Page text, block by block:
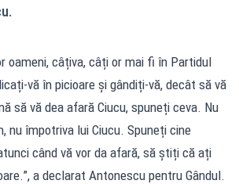
oameni, câțiva, câți or mai fi în Partidul
vă în picioare și gândiți-vă, decât să vă
să vă dea afară Ciucu, spuneți ceva. Nu
nu împotriva lui Ciucu. Spuneți cine
când vă vor da afară, să știți că ați
a declarat Antonescu pentru Gândul.